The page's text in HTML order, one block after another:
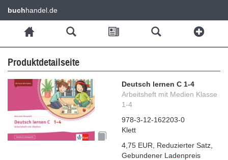
buchhandel.de
Produktdetailseite
Deutsch lernen C 1-4
Arbeitsheft mit Medien Klasse
1-4
978-3-12-162203-0
Klett
4,75 EUR
Reduzierter Satz
Gebundener Ladenpreis